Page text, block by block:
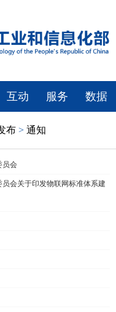
互动 服务 数据
布 > 通知
员会
会关于印发物联网标准体系建